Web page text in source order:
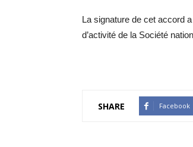
La signature de cet accord
d’activité de la Société
SHARE Facebook